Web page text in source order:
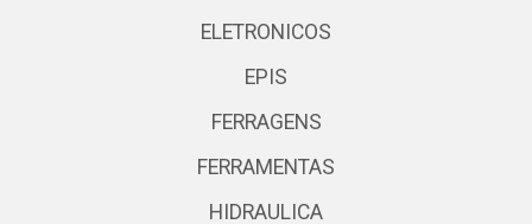
ELETRONICOS
EPIS
FERRAGENS
FERRAMENTAS
HIDRAULICA